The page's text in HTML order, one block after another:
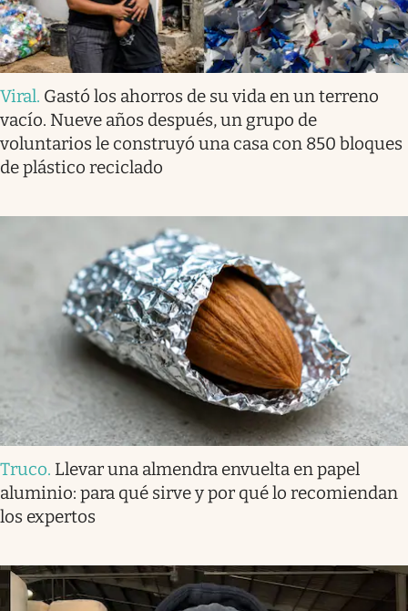
Viral. Gastó los ahorros de su vida en un terreno
vacío. Nueve años después, un grupo de
voluntarios le construyó una casa con 850 bloques
de plástico reciclado
Truco. Llevar una almendra envuelta en papel
aluminio: para qué sirve y por qué lo recomiendan
los expertos